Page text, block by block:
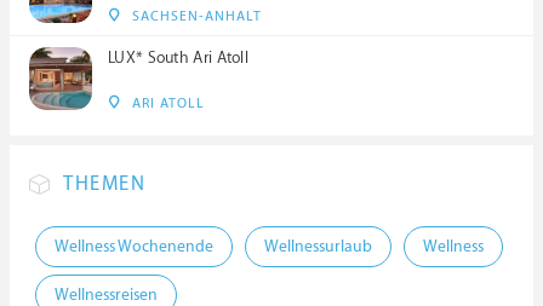
SACHSEN-ANHALT
LUX* South Ari Atoll
ARI ATOLL
THEMEN
Wellness Wochenende Wellnessurlaub Wellness
Wellnessreisen